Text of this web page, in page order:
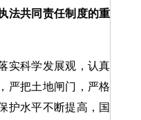
法共同责任制度的重
科学发展观，认真
严把土地闸门，严格
护水平不断提高，国